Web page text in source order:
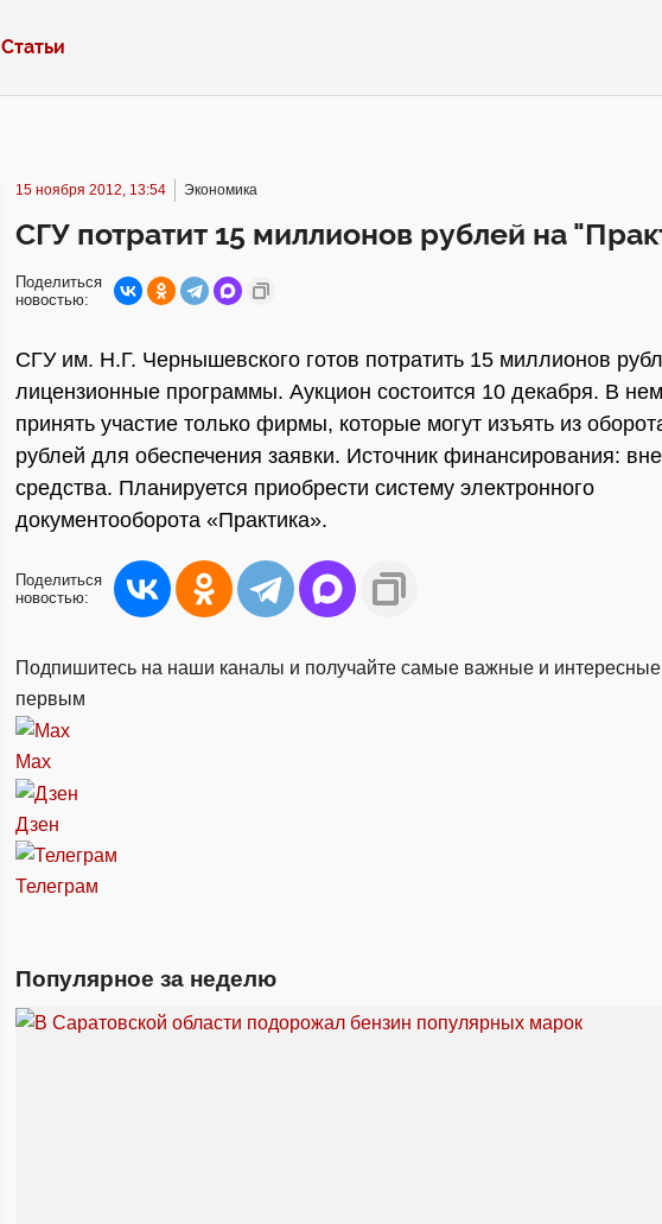
Статьи
15 ноября 2012, 13:54 Экономика
СГУ потратит 15 миллионов рублей на
Поделиться
новостью:
СГУ им. Н.Г. Чернышевского готов потратить 15 миллионов
лицензионные программы. Аукцион состоится 10 декабря. В
принять участие только фирмы, которые могут изъять из
рублей для обеспечения заявки. Источник финансирования:
средства. Планируется приобрести систему электронного
документооборота «Практика».
Поделиться
новостью:
Подпишитесь на наши каналы и получайте самые важные и интересные
первым
Max
Дзен
Телеграм
Популярное за неделю